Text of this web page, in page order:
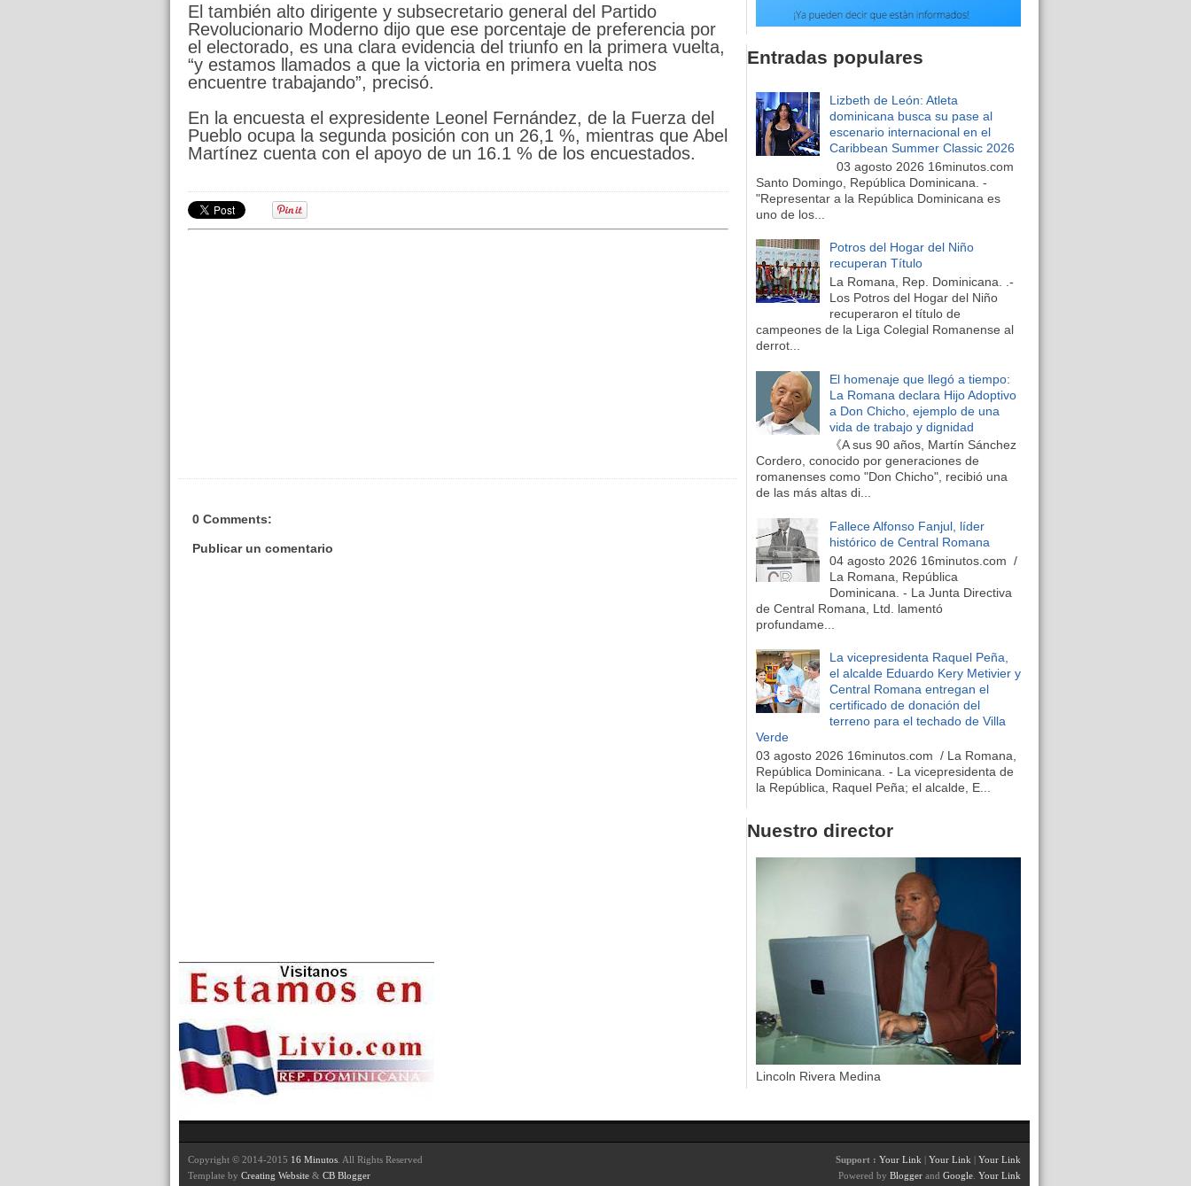
El también alto dirigente y subsecretario general del Partido
Revolucionario Moderno dijo que ese porcentaje de preferencia por
el electorado, es una clara evidencia del triunfo en la primera vuelta,
“y estamos llamados a que la victoria en primera vuelta nos
encuentre trabajando”, precisó.
En la encuesta el expresidente Leonel Fernández, de la Fuerza del
Pueblo ocupa la segunda posición con un 26,1 %, mientras que Abel
Martínez cuenta con el apoyo de un 16.1 % de los encuestados.
0 Comments:
Publicar un comentario
Entradas populares
Lizbeth de León: Atleta
dominicana busca su pase al
escenario internacional en el
Caribbean Summer Classic 2026
03 agosto 2026 16minutos.com
Santo Domingo, República Dominicana. -
"Representar a la República Dominicana es
uno de los...
Potros del Hogar del Niño
recuperan Título
La Romana, Rep. Dominicana. .-
Los Potros del Hogar del Niño
recuperaron el título de
campeones de la Liga Colegial Romanense al
derrot...
El homenaje que llegó a tiempo:
La Romana declara Hijo Adoptivo
a Don Chicho, ejemplo de una
vida de trabajo y dignidad
《A sus 90 años, Martín Sánchez
Cordero, conocido por generaciones de
romanenses como "Don Chicho", recibió una
de las más altas di...
Fallece Alfonso Fanjul, líder
histórico de Central Romana
04 agosto 2026 16minutos.com /
La Romana, República
Dominicana. - La Junta Directiva
de Central Romana, Ltd. lamentó
profundame...
La vicepresidenta Raquel Peña,
el alcalde Eduardo Kery Metivier y
Central Romana entregan el
certificado de donación del
terreno para el techado de Villa
Verde
03 agosto 2026 16minutos.com / La Romana,
República Dominicana. - La vicepresidenta de
la República, Raquel Peña; el alcalde, E...
Nuestro director
Lincoln Rivera Medina
Copyright © 2014-2015 16 Minutos . All Rights Reserved
Template by Creating Website & CB Blogger
Support : Your Link | Your Link | Your Link
Powered by Blogger and Google Your Link